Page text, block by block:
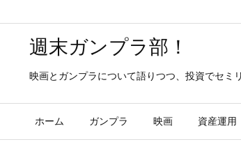
週末ガンプラ部！
映画とガンプラについて語りつつ、投資でセミ
ホーム ガンプラ 映画 資産運用